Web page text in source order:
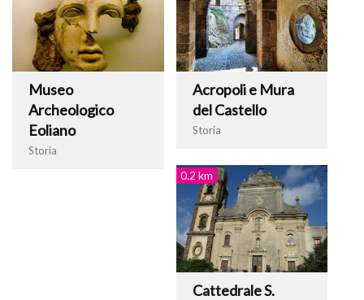
Museo
Archeologico
Eoliano
Storia
Acropoli e Mura
del Castello
Storia
0.2 km
Cattedrale S.